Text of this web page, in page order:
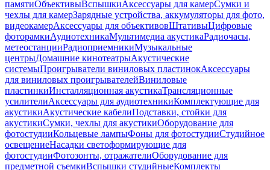
памятиОбъективыВспышкиАксессуары для камерСумки и
чехлы для камерЗарядные устройства, аккумуляторы для фото,
видеокамерАксессуары для объективовШтативыЦифровые
фоторамкиАудиотехникаМультимедиа акустикаРадиочасы,
метеостанцииРадиоприемникиМузыкальные
центрыДомашние кинотеатрыАкустические
системыПроигрыватели виниловых пластинокАксессуары
для виниловых проигрывателейВиниловые
пластинкиИнсталляционная акустикаТрансляционные
усилителиАксессуары для аудиотехникиКомплектующие для
акустикиАкустические кабелиПодставки, стойки для
акустикиСумки, чехлы для акустикиОборудование для
фотостудииКольцевые лампыФоны для фотостудииСтудийное
освещениеНасадки светоформирующие для
фотостудииФотозонты, отражателиОборудование для
предметной съемкиВспышки студийныеКомплекты